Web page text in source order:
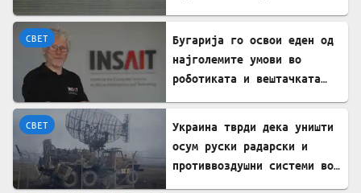
СВЕТ
Бугарија го освои еден од
најголемите умови во
роботиката и вештачката
СВЕТ
Украина тврди дека уништи
осум руски радарски и
противвоздушни системи во